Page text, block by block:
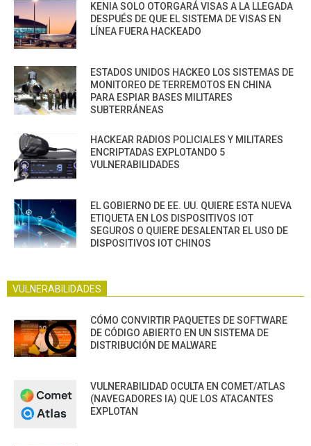
KENIA SOLO OTORGARÁ VISAS A LA LLEGADA
DESPUÉS DE QUE EL SISTEMA DE VISAS EN
LÍNEA FUERA HACKEADO
ESTADOS UNIDOS HACKEO LOS SISTEMAS DE
MONITOREO DE TERREMOTOS EN CHINA
PARA ESPIAR BASES MILITARES
SUBTERRÁNEAS
HACKEAR RADIOS POLICIALES Y MILITARES
ENCRIPTADAS EXPLOTANDO 5
VULNERABILIDADES
EL GOBIERNO DE EE. UU. QUIERE ESTA NUEVA
ETIQUETA EN LOS DISPOSITIVOS IOT
SEGUROS O QUIERE DESALENTAR EL USO DE
DISPOSITIVOS IOT CHINOS
VULNERABILIDADES
CÓMO CONVIRTIR PAQUETES DE SOFTWARE
DE CÓDIGO ABIERTO EN UN SISTEMA DE
DISTRIBUCIÓN DE MALWARE
VULNERABILIDAD OCULTA EN COMET/ATLAS
(NAVEGADORES IA) QUE LOS ATACANTES
EXPLOTAN